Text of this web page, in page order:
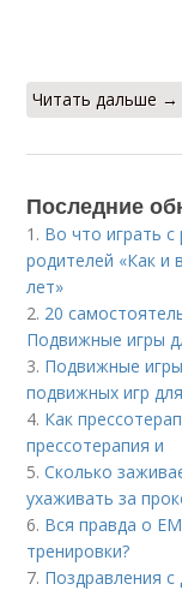
Читать дальше →
Последние
1. Во что играть с
родителей «Как и
лет»
2. 20
Подвижные игры
3. Подвижные
подвижных игр
4. Как
прессотерапия и
5.Сколько
ухаживать за
6. Вся правда о
тренировки?
7. Поздравления